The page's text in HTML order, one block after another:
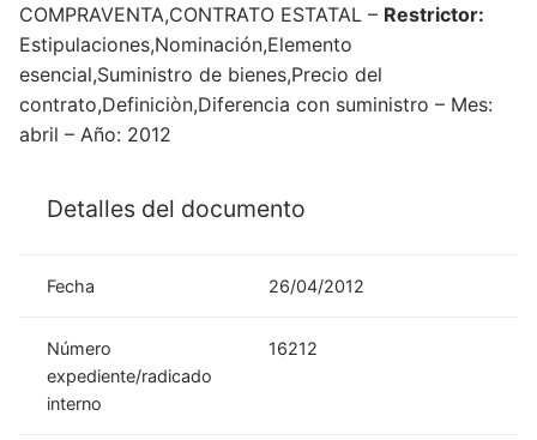
COMPRAVENTA,CONTRATO ESTATAL – Restrictor:
Estipulaciones,Nominación,Elemento
esencial,Suministro de bienes,Precio del
contrato,Definiciòn,Diferencia con suministro – Mes:
abril – Año: 2012
Detalles del documento
Fecha 26/04/2012
Número
expediente/radicado
interno
16212